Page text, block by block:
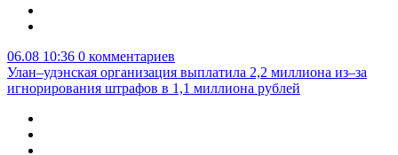
06.08 10:36 0 комментариев
Улан–удэнская организация выплатила 2,2 миллиона из–за
игнорирования штрафов в 1,1 миллиона рублей